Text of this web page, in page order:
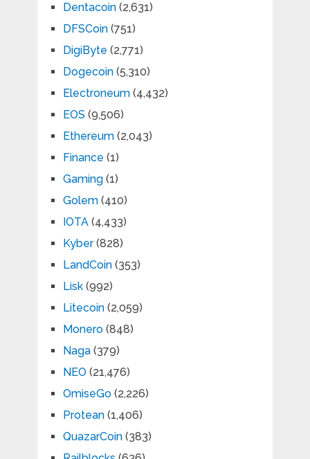
Dentacoin(2,631)
DFSCoin(751)
DigiByte (2,771)
Dogecoin(5,310)
Electroneum(4,432)
EOS (9,506)
Ethereum(2,043)
Finance (1)
Gaming(1)
Golem(410)
IOTA(4,433)
Kyber(828)
LandCoin(353)
Lisk(992)
Litecoin(2,059)
Monero(848)
Naga(379)
NEO (21,476)
OmiseGo(2,226)
Protean(1,406)
QuazarCoin(383)